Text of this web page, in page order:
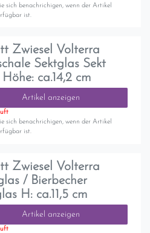
sich benachrichigen, wenn der Artikel
ist.
Zwiesel Volterra
Sektglas Sekt
ca.14,2 cm
Artikel anzeigen
sich benachrichigen, wenn der Artikel
ist.
Zwiesel Volterra
/ Bierbecher
H: ca.11,5 cm
Artikel anzeigen